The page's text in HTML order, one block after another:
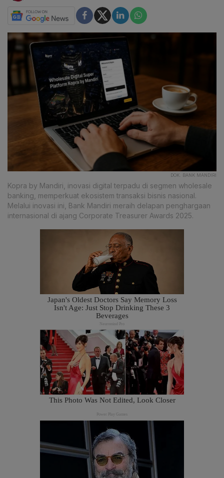
DOK. BANK MANDIRI
Kopra by Mandiri, inovasi digital terpadu di segmen wholesale
banking, memperkuat ekosistem transaksi bisnis nasional.
Melalui inovasi ini, Bank Mandiri meraih delapan penghargaan
internasional di ajang Corporate Treasurer Awards 2025.